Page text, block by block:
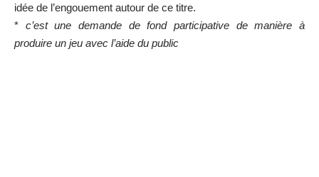
idée de l’engouement autour de ce titre.
* c’est une demande de fond participative de manière à
produire un jeu avec l’aide du public